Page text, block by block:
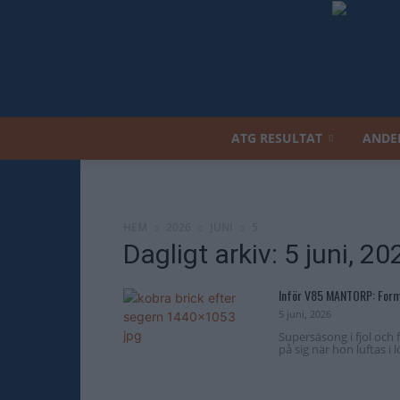
ATG RESULTAT
Dagligt arkiv: 5 juni,
Inför V85 MANTORP:
5 juni, 2026
Supersäsong i fjol
på sig när hon luftas i